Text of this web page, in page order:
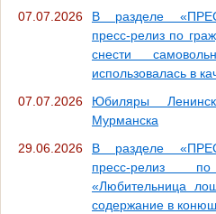
07.07.2026
В разделе
пресс-релиз по
снести
использовалась в
07.07.2026
Юбиляры
Мурманска
29.06.2026
В разделе
пресс-релиз
«Любительница
содержание в